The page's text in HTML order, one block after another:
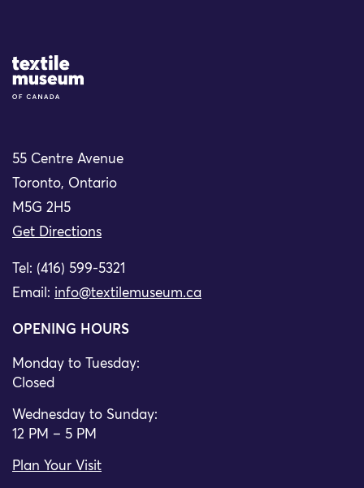
Site Logo
55 Centre Avenue
Toronto, Ontario
M5G 2H5
Get Directions
Tel: (416) 599-5321
Email: info@textilemuseum.ca
OPENING HOURS
Monday to Tuesday:
Closed
Wednesday to Sunday:
12 PM – 5 PM
Plan Your Visit